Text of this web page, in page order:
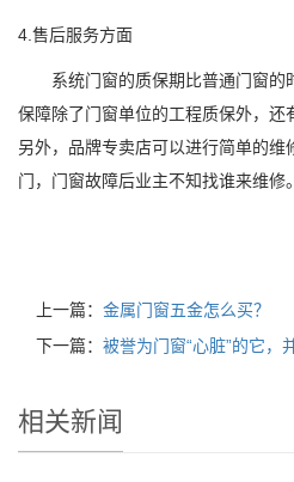
4.售后服务方面
系统门窗的质保期比普通门窗的
保障除了门窗单位的工程质保外，还
另外，品牌专卖店可以进行简单的
门，门窗故障后业主不知找谁来维修。
上一篇： 金属门窗五金怎么买？
下一篇： 被誉为门窗“心脏”的它，
相关新闻